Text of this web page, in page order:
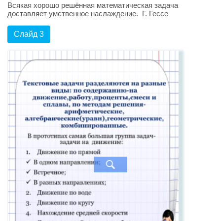
Всякая хорошо решённая математическая задача
доставляет умственное наслаждение. Г. Гессе
Слайд 3